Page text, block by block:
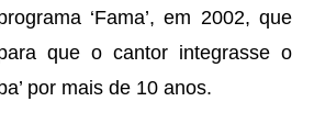
‘Fama’, em 2002, que
que o cantor integrasse o
por mais de 10 anos.